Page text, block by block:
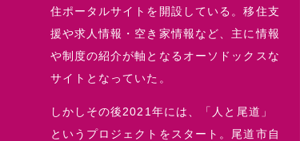
住ポータルサイトを開設している。移住支
援や求人情報・空き家情報など、主に情報
や制度の紹介が軸となるオーソドックスな
サイトとなっていた。
しかしその後2021年には、「人と尾道」
というプロジェクトをスタート。尾道市自